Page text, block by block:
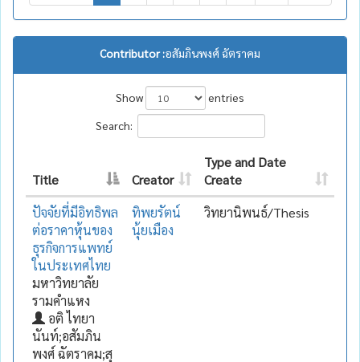
Contributor :อสัมภินพงศ์ ฉัตราคม
Show
entries
Search:
Title Creator
Type and Date
Create
ปัจจัยที่มีอิทธิพล
ต่อราคาหุ้นของ
ธุรกิจการแพทย์
ในประเทศไทย
มหาวิทยาลัย
รามคำแหง
อติ ไทยา
นันท์;อสัมภิน
พงศ์ ฉัตราคม;สุ
ทิพยรัตน์
นุ้ยเมือง
วิทยานิพนธ์/Thesis